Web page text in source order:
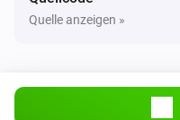
Quelle anzeigen »